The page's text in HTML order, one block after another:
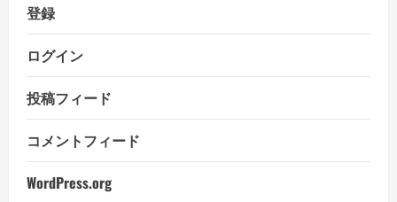
登録
ログイン
投稿フィード
コメントフィード
WordPress.org